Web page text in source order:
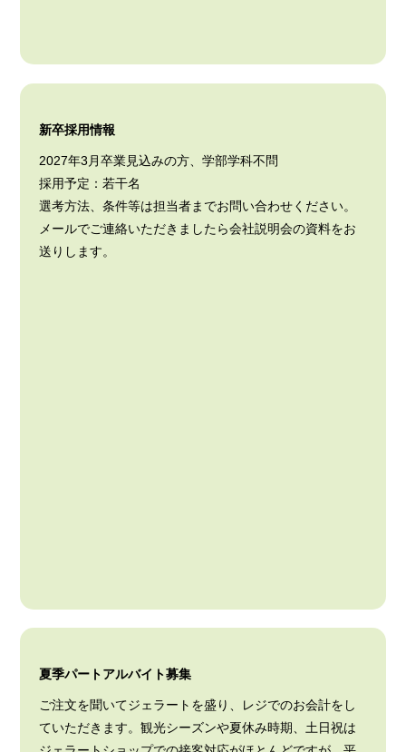
新卒採用情報
2027年3月卒業見込みの方、学部学科不問
採用予定：若干名
選考方法、条件等は担当者までお問い合わせください。
メールでご連絡いただきましたら会社説明会の資料をお
送りします。
夏季パートアルバイト募集
ご注文を聞いてジェラートを盛り、レジでのお会計をし
ていただきます。観光シーズンや夏休み時期、土日祝は